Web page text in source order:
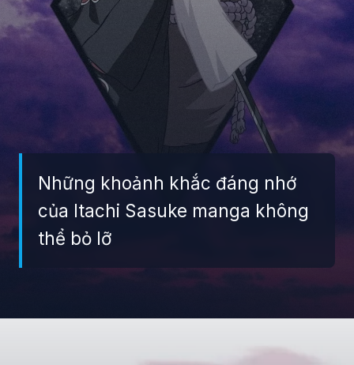
Những khoảnh khắc đáng nhớ
của Itachi Sasuke manga không
thể bỏ lỡ